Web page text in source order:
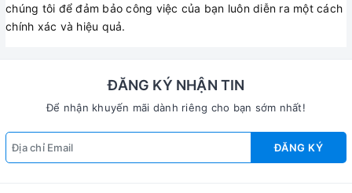
chúng tôi để đảm bảo công việc của bạn luôn diễn ra một cách
chính xác và hiệu quả.
ĐĂNG KÝ NHẬN TIN
Để nhận khuyến mãi dành riêng cho bạn sớm nhất!
ĐĂNG KÝ